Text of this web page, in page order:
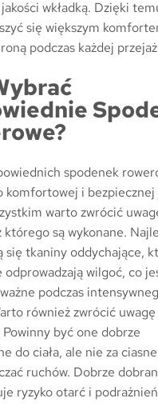
wkładką. Dzięki
się większym
podczas każdej
spodenek
komfortowej i bezpiecznej
warto zwrócić
którego są wykonane.
się tkaniny oddychające,
odprowadzają wilgoć, co
podczas
również zwrócić
być one dobrze
do ciała, ale nie za
ruchów. Dobrze
ryzyko otarć i